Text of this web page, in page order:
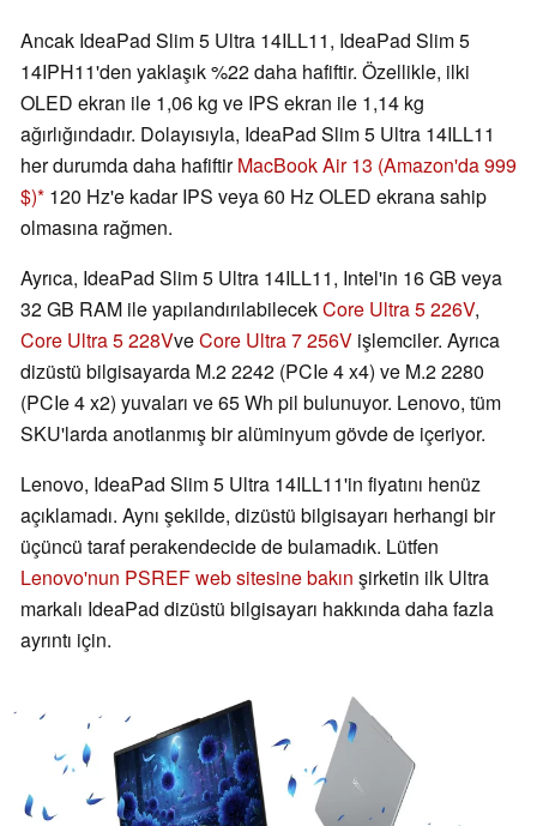
Ancak IdeaPad Slim 5 Ultra 14ILL11, IdeaPad Slim 5
14IPH11'den yaklaşık %22 daha hafiftir. Özellikle, ilki
OLED ekran ile 1,06 kg ve IPS ekran ile 1,14 kg
ağırlığındadır. Dolayısıyla, IdeaPad Slim 5 Ultra 14ILL11
her durumda daha hafiftirMacBook Air 13 (Amazon'da 999
$) 120 Hz'e kadar IPS veya 60 Hz OLED ekrana sahip
olmasına rağmen.
Ayrıca, IdeaPad Slim 5 Ultra 14ILL11, Intel'in 16 GB veya
32 GB RAM ile yapılandırılabilecekCore Ultra 5 226V,
Core Ultra 5 228VveCore Ultra 7 256V işlemciler. Ayrıca
dizüstü bilgisayarda M.2 2242 (PCIe 4 x4) ve M.2 2280
(PCIe 4 x2) yuvaları ve 65 Wh pil bulunuyor. Lenovo, tüm
SKU'larda anotlanmış bir alüminyum gövde de içeriyor.
Lenovo, IdeaPad Slim 5 Ultra 14ILL11'in fiyatını henüz
açıklamadı. Aynı şekilde, dizüstü bilgisayarı herhangi bir
üçüncü taraf perakendecide de bulamadık. Lütfen
Lenovo'nun PSREF web sitesine bakın şirketin ilk Ultra
markalı IdeaPad dizüstü bilgisayarı hakkında daha fazla
ayrıntı için.